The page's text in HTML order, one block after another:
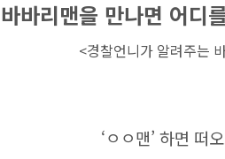
바바리맨을 만나면 어디
<경찰언니가 알려주는
‘ㅇㅇ맨’ 하면 떠